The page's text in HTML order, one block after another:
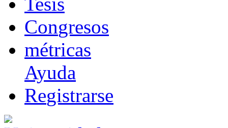
Congresos
métricas
Ayuda
Registrarse